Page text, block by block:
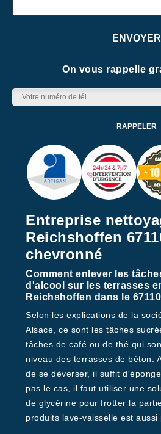
On vous rappelle
Entreprise
Reichshoffen
chevronné
Comment enlever les
d'alcool sur les terrasses
Reichshoffen dans le 67110
Selon les explications de la
Alsace, ce sont les tâches
tâches de café ou de thé qui
niveau des terrasses de béton.
de se déverser, il suffit
pas le cas, il faut utiliser une
de glycérine pour frotter la
produits lave-vaisselle est aussi